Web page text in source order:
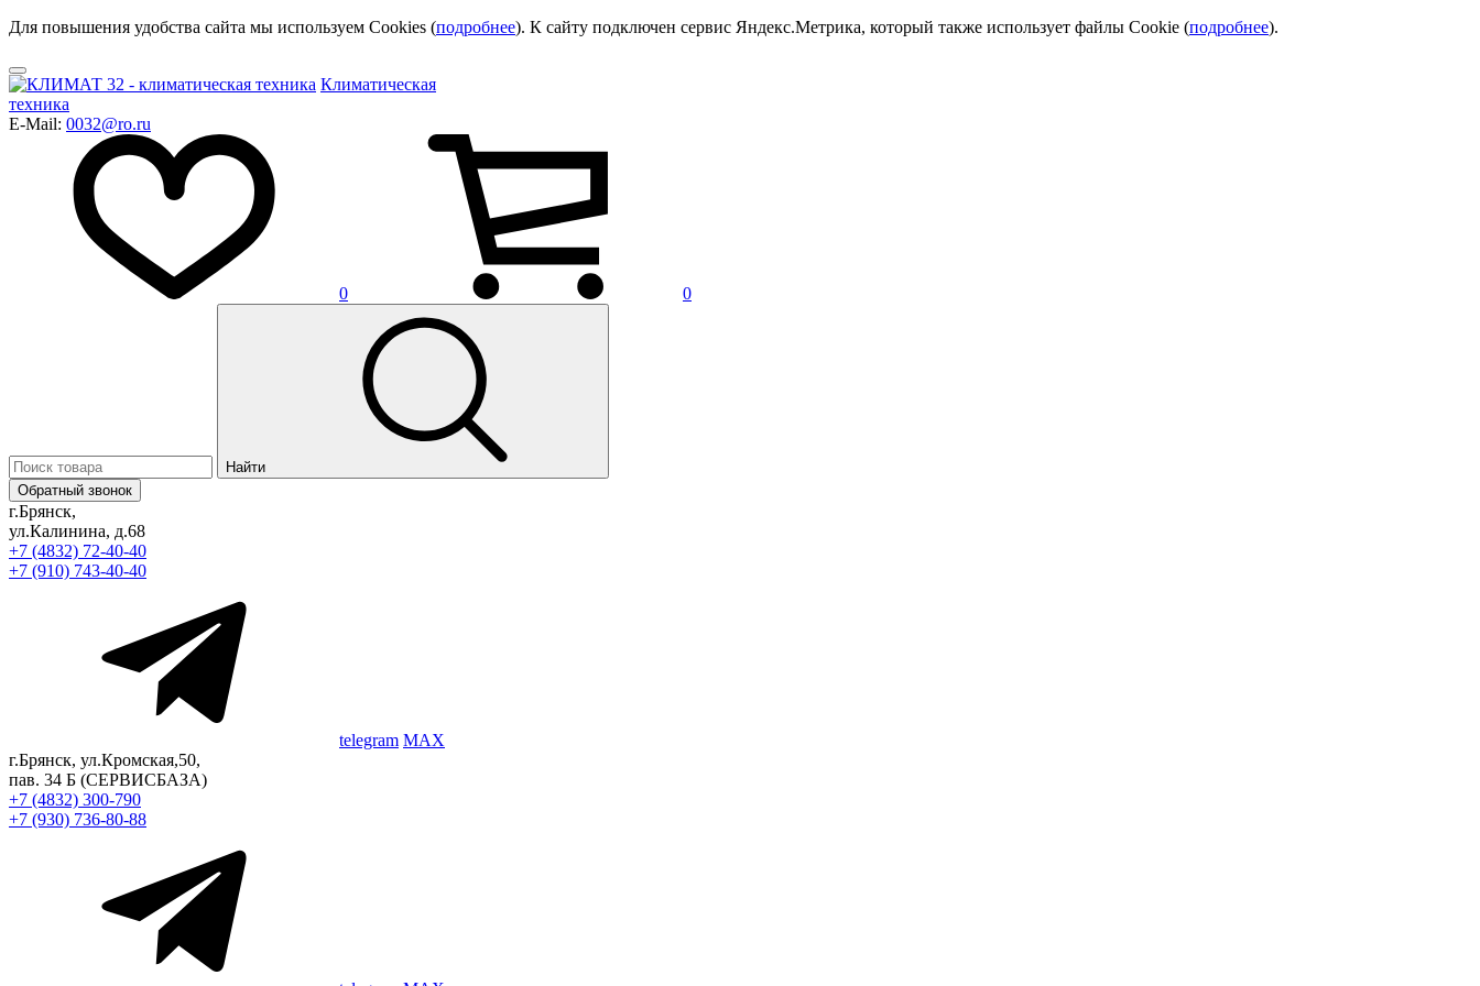
Для повышения удобства сайта мы используем Cookies (подробнее). К сайту подключен сервис Яндекс.Метрика, который также использует файлы Cookie (подробнее).
Климатическая
техника
E-Mail: 0032@ro.ru
0 0
Найти
Обратный звонок
г.Брянск,
ул.Калинина, д.68
+7 (4832) 72-40-40
+7 (910) 743-40-40
telegram MAX
г.Брянск, ул.Кромская,50,
пав. 34 Б (СЕРВИСБАЗА)
+7 (4832) 300-790
+7 (930) 736-80-88